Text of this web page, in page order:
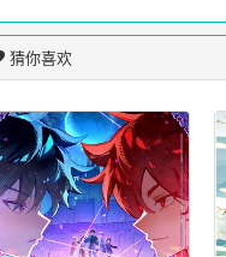
猜你喜欢